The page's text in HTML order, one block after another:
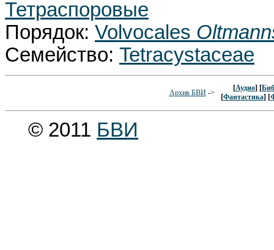
Тетраспоровые
Порядок: Volvocales
Семейство: Tetracystaceae
Архив БВИ->
[Аудио] [
[Фантастика] [
© 2011 БВИ